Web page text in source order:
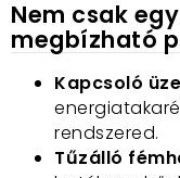
Nem csak
megbízható
Kapcsoló
rendszered.
Tűzálló